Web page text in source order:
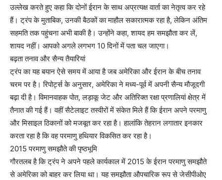
उल्लेख करते हुए कहा कि दोनों ईरान के साथ अप्रत्यक्ष वार्ता का नेतृत्व कर रहे
हैं। ट्रंप के मुताबिक, उनकी बैठकों का माहौल सकारात्मक रहा है, लेकिन अंतिम
सहमति तक पहुंचना अभी बाकी है। उन्होंने कहा, शायद हम समझौता कर लें,
शायद नहीं। आपको अगले लगभग 10 दिनों में पता चल जाएगा।
बढ़ता तनाव और सैन्य तैयारियां
ट्रंप का यह बयान ऐसे समय में आया है जब अमेरिका और ईरान के बीच तनाव
चरम पर है। रिपोर्ट्स के अनुसार, अमेरिका ने मध्य-पूर्व में अपनी सैन्य मौजूदगी
बढ़ा दी है। विमानवाहक पोत, लड़ाकू जेट और अतिरिक्त रक्षा प्रणालियां क्षेत्र में
तैनात की गई हैं। वहीं सैटेलाइट तस्वीरों में संकेत मिले हैं कि ईरान अपने परमाणु
और मिसाइल ठिकानों को मजबूत कर रहा है। हालांकि तेहरान लगातार इनकार
करता रहा है कि वह परमाणु हथियार विकसित कर रहा है।
2015 परमाणु समझौते की पृष्ठभूमि
गौरतलब है कि ट्रंप ने अपने पहले कार्यकाल में 2015 के ईरान परमाणु समझौते
से अमेरिका को बाहर कर लिया था। यह समझौता औपचारिक रूप से जेसीपीओए